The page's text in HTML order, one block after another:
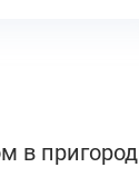
в пригород